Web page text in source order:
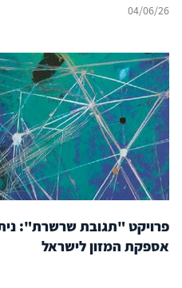
04/06/26
פרויקט "תגובת שרשרת":
אספקת המזון לישראל